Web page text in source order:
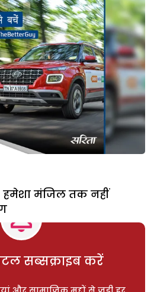
मंजिल तक नहीं
सब्सक्राइब करें